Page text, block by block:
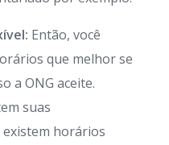
Então, você
que melhor se
a ONG aceite.
suas
horários